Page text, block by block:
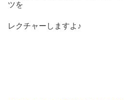
ツを
レクチャーしますよ♪